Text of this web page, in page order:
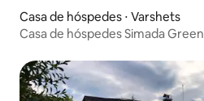
Casa de hóspedes ⋅ Varshets
Casa de hóspedes Simada Green